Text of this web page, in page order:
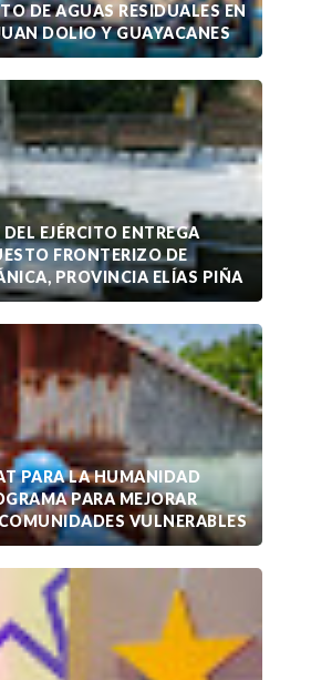
DE AGUAS RESIDUALES EN
DOLIO Y GUAYACANES
EJÉRCITO ENTREGA
FRONTERIZO DE
PROVINCIA ELÍAS PIÑA
PARA LA HUMANIDAD
PARA MEJORAR
VULNERABLES